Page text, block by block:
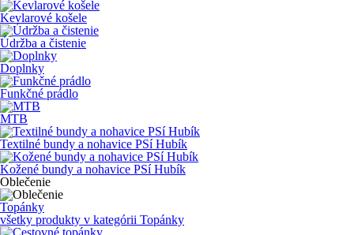
Kevlarové košele
Údržba a čistenie
Doplnky
Funkčné prádlo
MTB
Textilné bundy a nohavice PSí Hubík
Kožené bundy a nohavice PSí Hubík
Oblečenie
Topánky
všetky produkty v kategórii Topánky